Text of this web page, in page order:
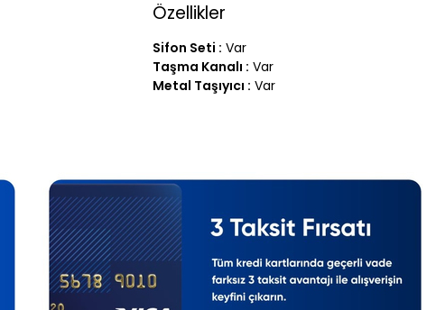
Özellikler
Sifon Seti : Var
Taşma Kanalı : Var
Metal Taşıyıcı : Var